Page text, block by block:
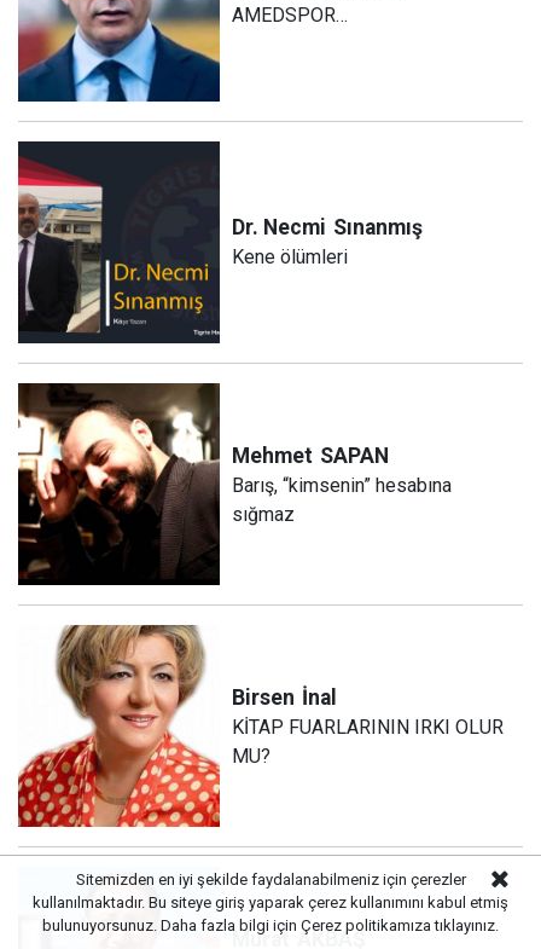
AMEDSPOR…
Dr. Necmi Sınanmış
Kene ölümleri
Mehmet SAPAN
Barış, “kimsenin” hesabına
sığmaz
Birsen İnal
KİTAP FUARLARININ IRKI OLUR
MU?
Murat AKBAŞ
Sitemizden en iyi şekilde faydalanabilmeniz için çerezler
kullanılmaktadır. Bu siteye giriş yaparak çerez kullanımını kabul etmiş
bulunuyorsunuz. Daha fazla bilgi için Çerez politikamıza tıklayınız.